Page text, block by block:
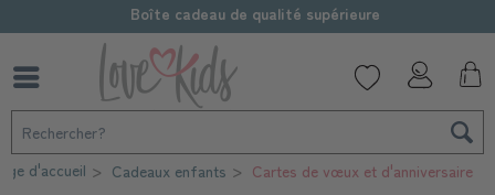
Boîte cadeau de qualité supérieure
d'accueil Cadeaux enfants Cartes de vœux et d'anniversaire